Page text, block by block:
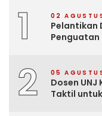
1 02
Pelantikan
Penguatan
2 05
Dosen
Taktil